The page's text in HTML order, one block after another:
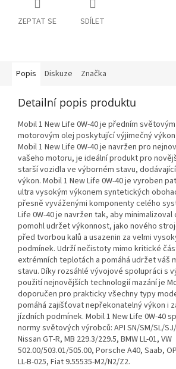
ZEPTAT SE SDÍLET
Popis Diskuze Značka
Detailní popis produktu
Mobil 1 New Life 0W-40 je předním
motorovým olej poskytující výjimečný
Mobil 1 New Life 0W-40 je navržen pro
vašeho motoru, je ideální produkt pro
starší vozidla ve výborném stavu,
výkon. Mobil 1 New Life 0W-40 je vyroben
ultra vysokým výkonem syntetických
přesně vyváženými komponenty celého
Life 0W-40 je navržen tak, aby
pomohl udržet výkonnost, jako nového
před tvorbou kalů a usazenin za velmi
podmínek. Udrží nečistoty mimo kritické
extrémních teplotách a pomáhá udržet váš
stavu. Díky rozsáhlé vývojové spolupráci s
použití nejnovějších technologií mazání je
doporučen pro prakticky všechny typy
pomáhá zajišťovat nepřekonatelný výkon i
jízdních podmínek. Mobil 1 New Life 0W-40
normy světových výrobců: API SN/SM/SL/SJ/
Nissan GT-R, MB 229.3/229.5, BMW LL-01, VW
502.00/503.01/505.00, Porsche A40, Saab,
LL-B-025, Fiat 9.55535-M2/N2/Z2.